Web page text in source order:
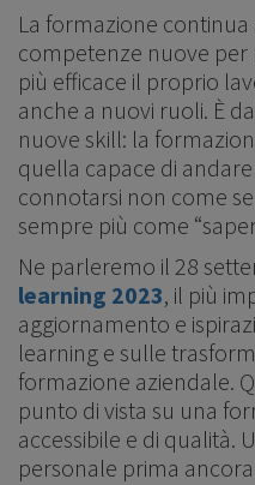
La formazione
competenze nuove
più efficace il proprio
anche a nuovi ruoli. È
nuove skill: la
quella capace di
connotarsi non come
sempre più come
Ne parleremo il 28
learning 2023, il più
aggiornamento e
learning e sulle
formazione aziendale.
punto di vista su una
accessibile e di qualità.
personale prima